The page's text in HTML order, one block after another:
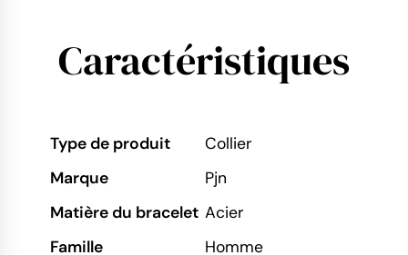
Caractéristiques
Type de produit
Collier
Marque
Pjn
Matière du bracelet Acier
Famille
Homme